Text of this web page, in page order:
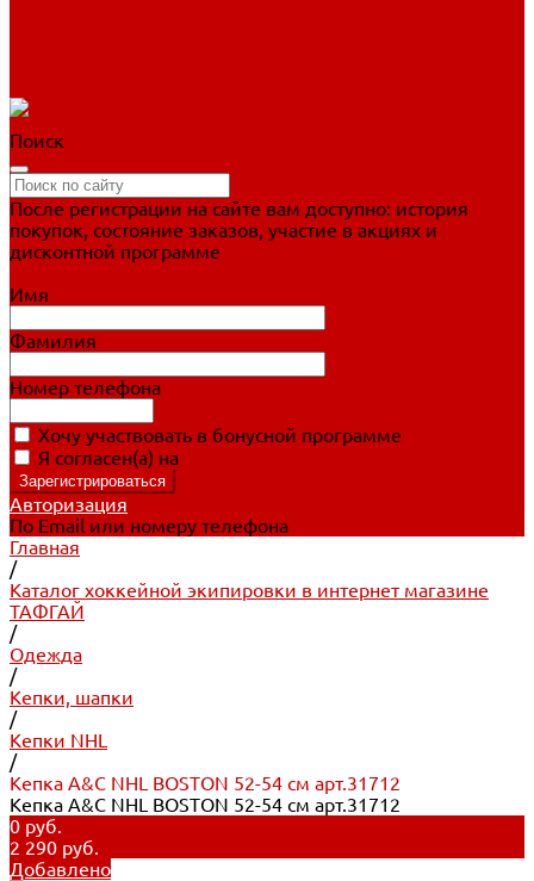
Поиск
После регистрации на сайте вам доступно: история
покупок, состояние заказов, участие в акциях и
дисконтной программе
Имя
Фамилия
Номер телефона
Хочу участвовать в бонусной программе
Я согласен(а) на
Авторизация
По Email или номеру телефона
Главная
/
Каталог хоккейной экипировки в интернет магазине
ТАФГАЙ
/
Одежда
/
Кепки, шапки
/
Кепки NHL
/
Кепка A&C NHL BOSTON 52-54 см арт.31712
Кепка A&C NHL BOSTON 52-54 см арт.31712
0 руб.
2 290 руб.
Добавлено